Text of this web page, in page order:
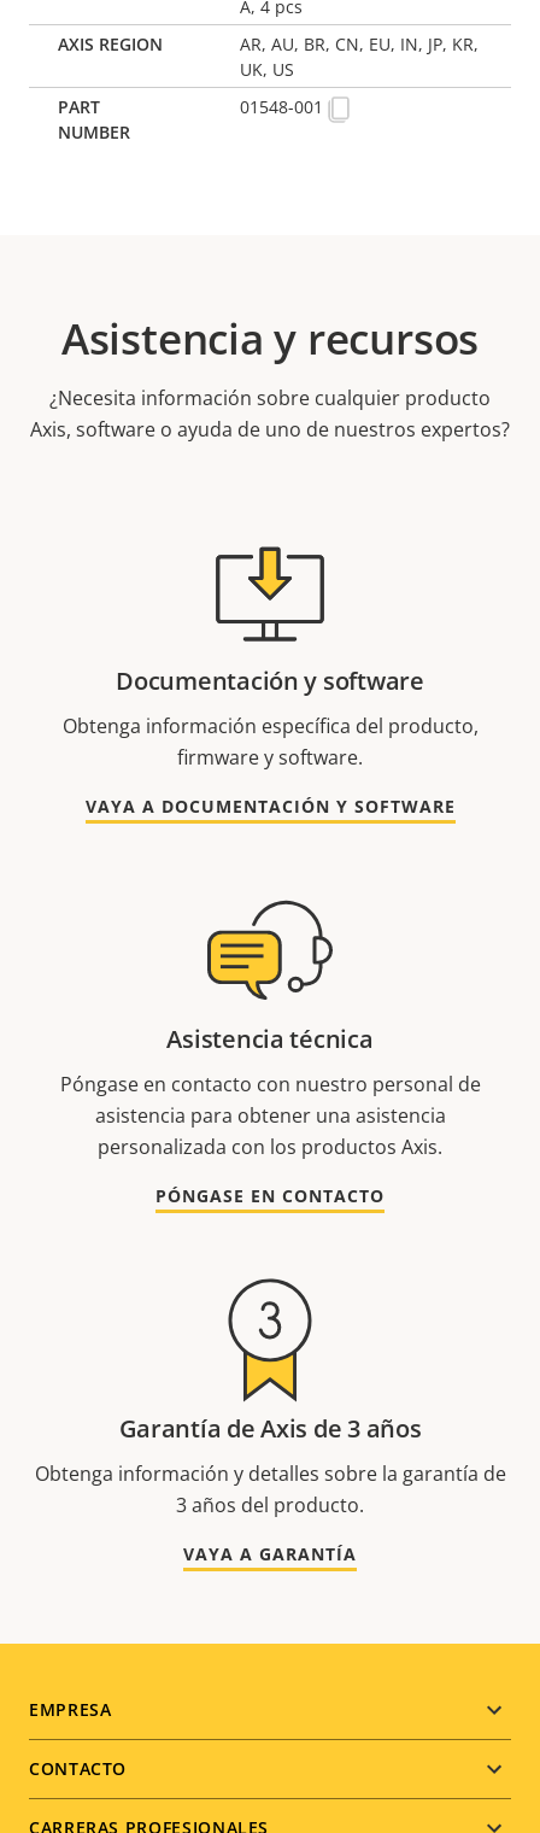
A, 4 pcs
AR, AU, BR, CN, EU, IN, JP, KR,
UK, US
01548-001
Asistencia y recursos
¿Necesita información sobre cualquier producto
Axis, software o ayuda de uno de nuestros expertos?
Documentación y software
Obtenga información específica del producto,
firmware y software.
VAYA A DOCUMENTACIÓN Y SOFTWARE
Asistencia técnica
Póngase en contacto con nuestro personal de
asistencia para obtener una asistencia
personalizada con los productos Axis.
PÓNGASE EN CONTACTO
Garantía de Axis de 3 años
Obtenga información y detalles sobre la garantía de
3 años del producto.
VAYA A GARANTÍA
Footer
menu
EMPRESA
CONTACTO
CARRERAS PROFESIONALES